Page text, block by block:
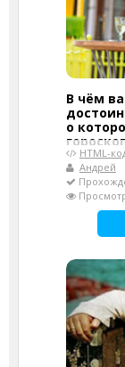
В чём
о
HTML-
Андрей